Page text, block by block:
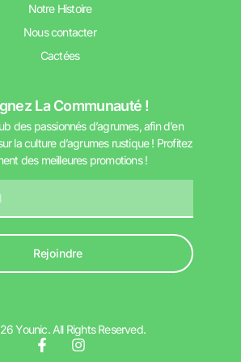
Notre Histoire
Nous contacter
Cactées
La Communauté !
des passionnés d’agrumes, afin d’en
la culture d’agrumes rustique ! Profitez
des meilleures promotions !
Rejoindre
Younic. All Rights Reserved.